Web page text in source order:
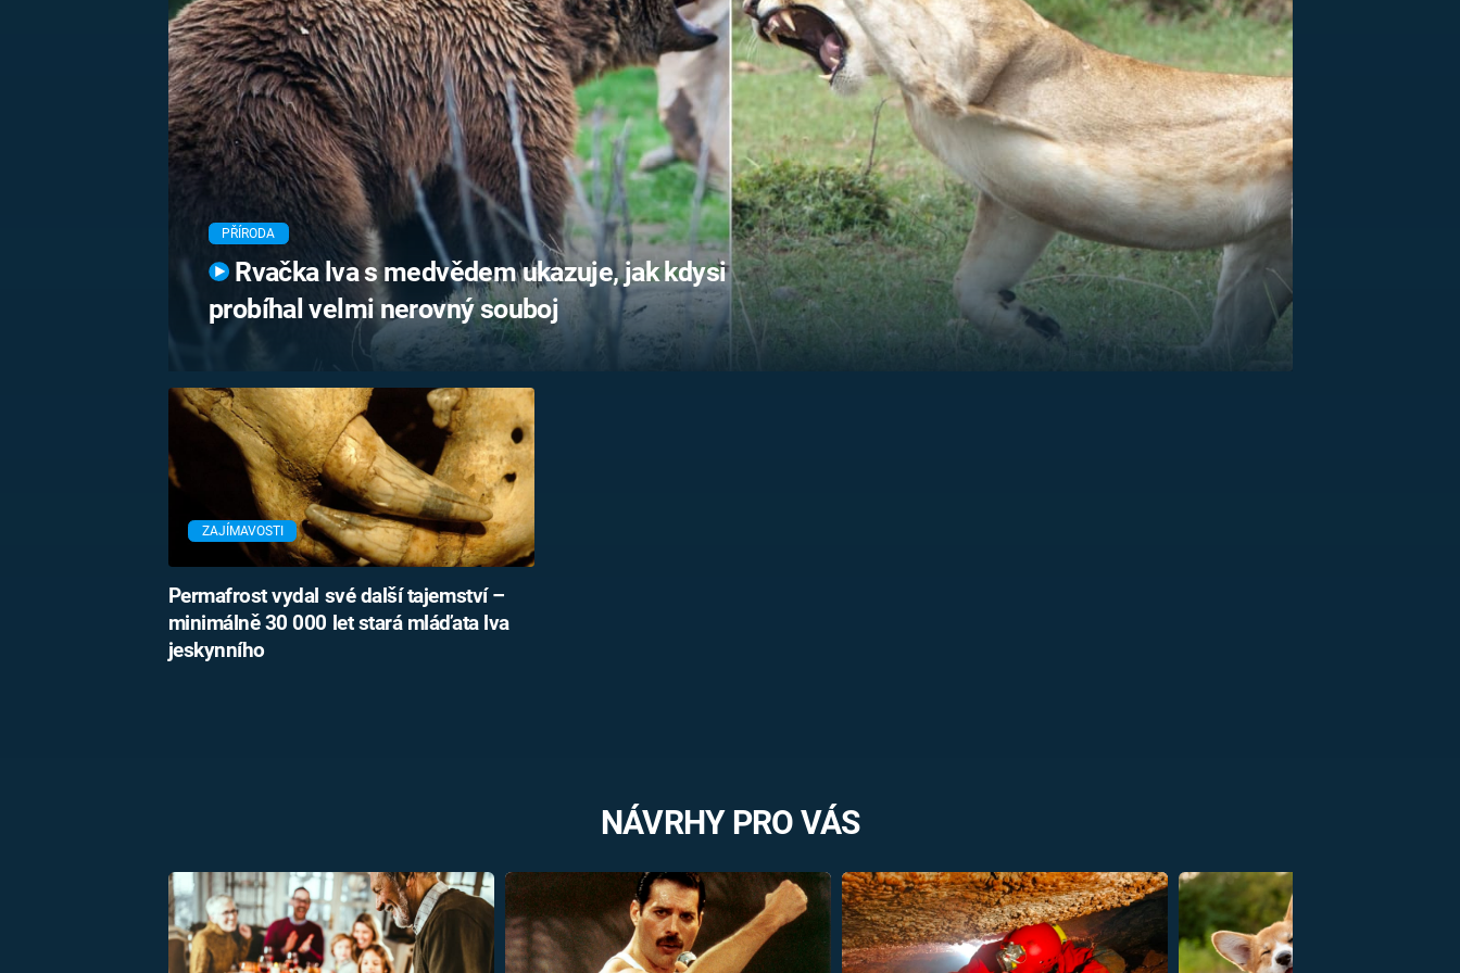
PRVNÍ SVĚTOVÁ
MARIE TEREZIE
NAPOLEON
BONAPARTE
BRITSKÁ
KRÁLOVSKÁ
RODINA
UFO A
MIMOZEMŠŤANÉ
UTAJENÉ PŘÍBĚHY
ČESKÝCH DĚJIN
ALTERNATIVNÍ
HISTORIE
FILMY VERSUS
REALITA
HORORY VERSUS
REALITA
OPTICKÉ ILUZE A
KLAMY
PŘÍRODA
Rvačka lva s medvědem ukazuje, jak kdysi
probíhal velmi nerovný souboj
ZAJÍMAVOSTI
Permafrost vydal své další tajemství –
minimálně 30 000 let stará mláďata lva
jeskynního
NÁVRHY PRO VÁS